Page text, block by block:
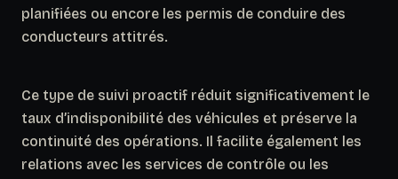
planifiées ou encore les permis de conduire des
conducteurs attitrés.
Ce type de suivi proactif réduit significativement le
taux d’indisponibilité des véhicules et préserve la
continuité des opérations. Il facilite également les
relations avec les services de contrôle ou les